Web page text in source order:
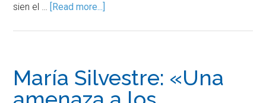
sien el … [Read more...]
María Silvestre: «Una